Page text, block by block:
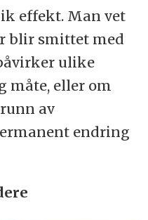
effekt. Man vet
blir smittet med
ulike
måte, eller om
av
endring